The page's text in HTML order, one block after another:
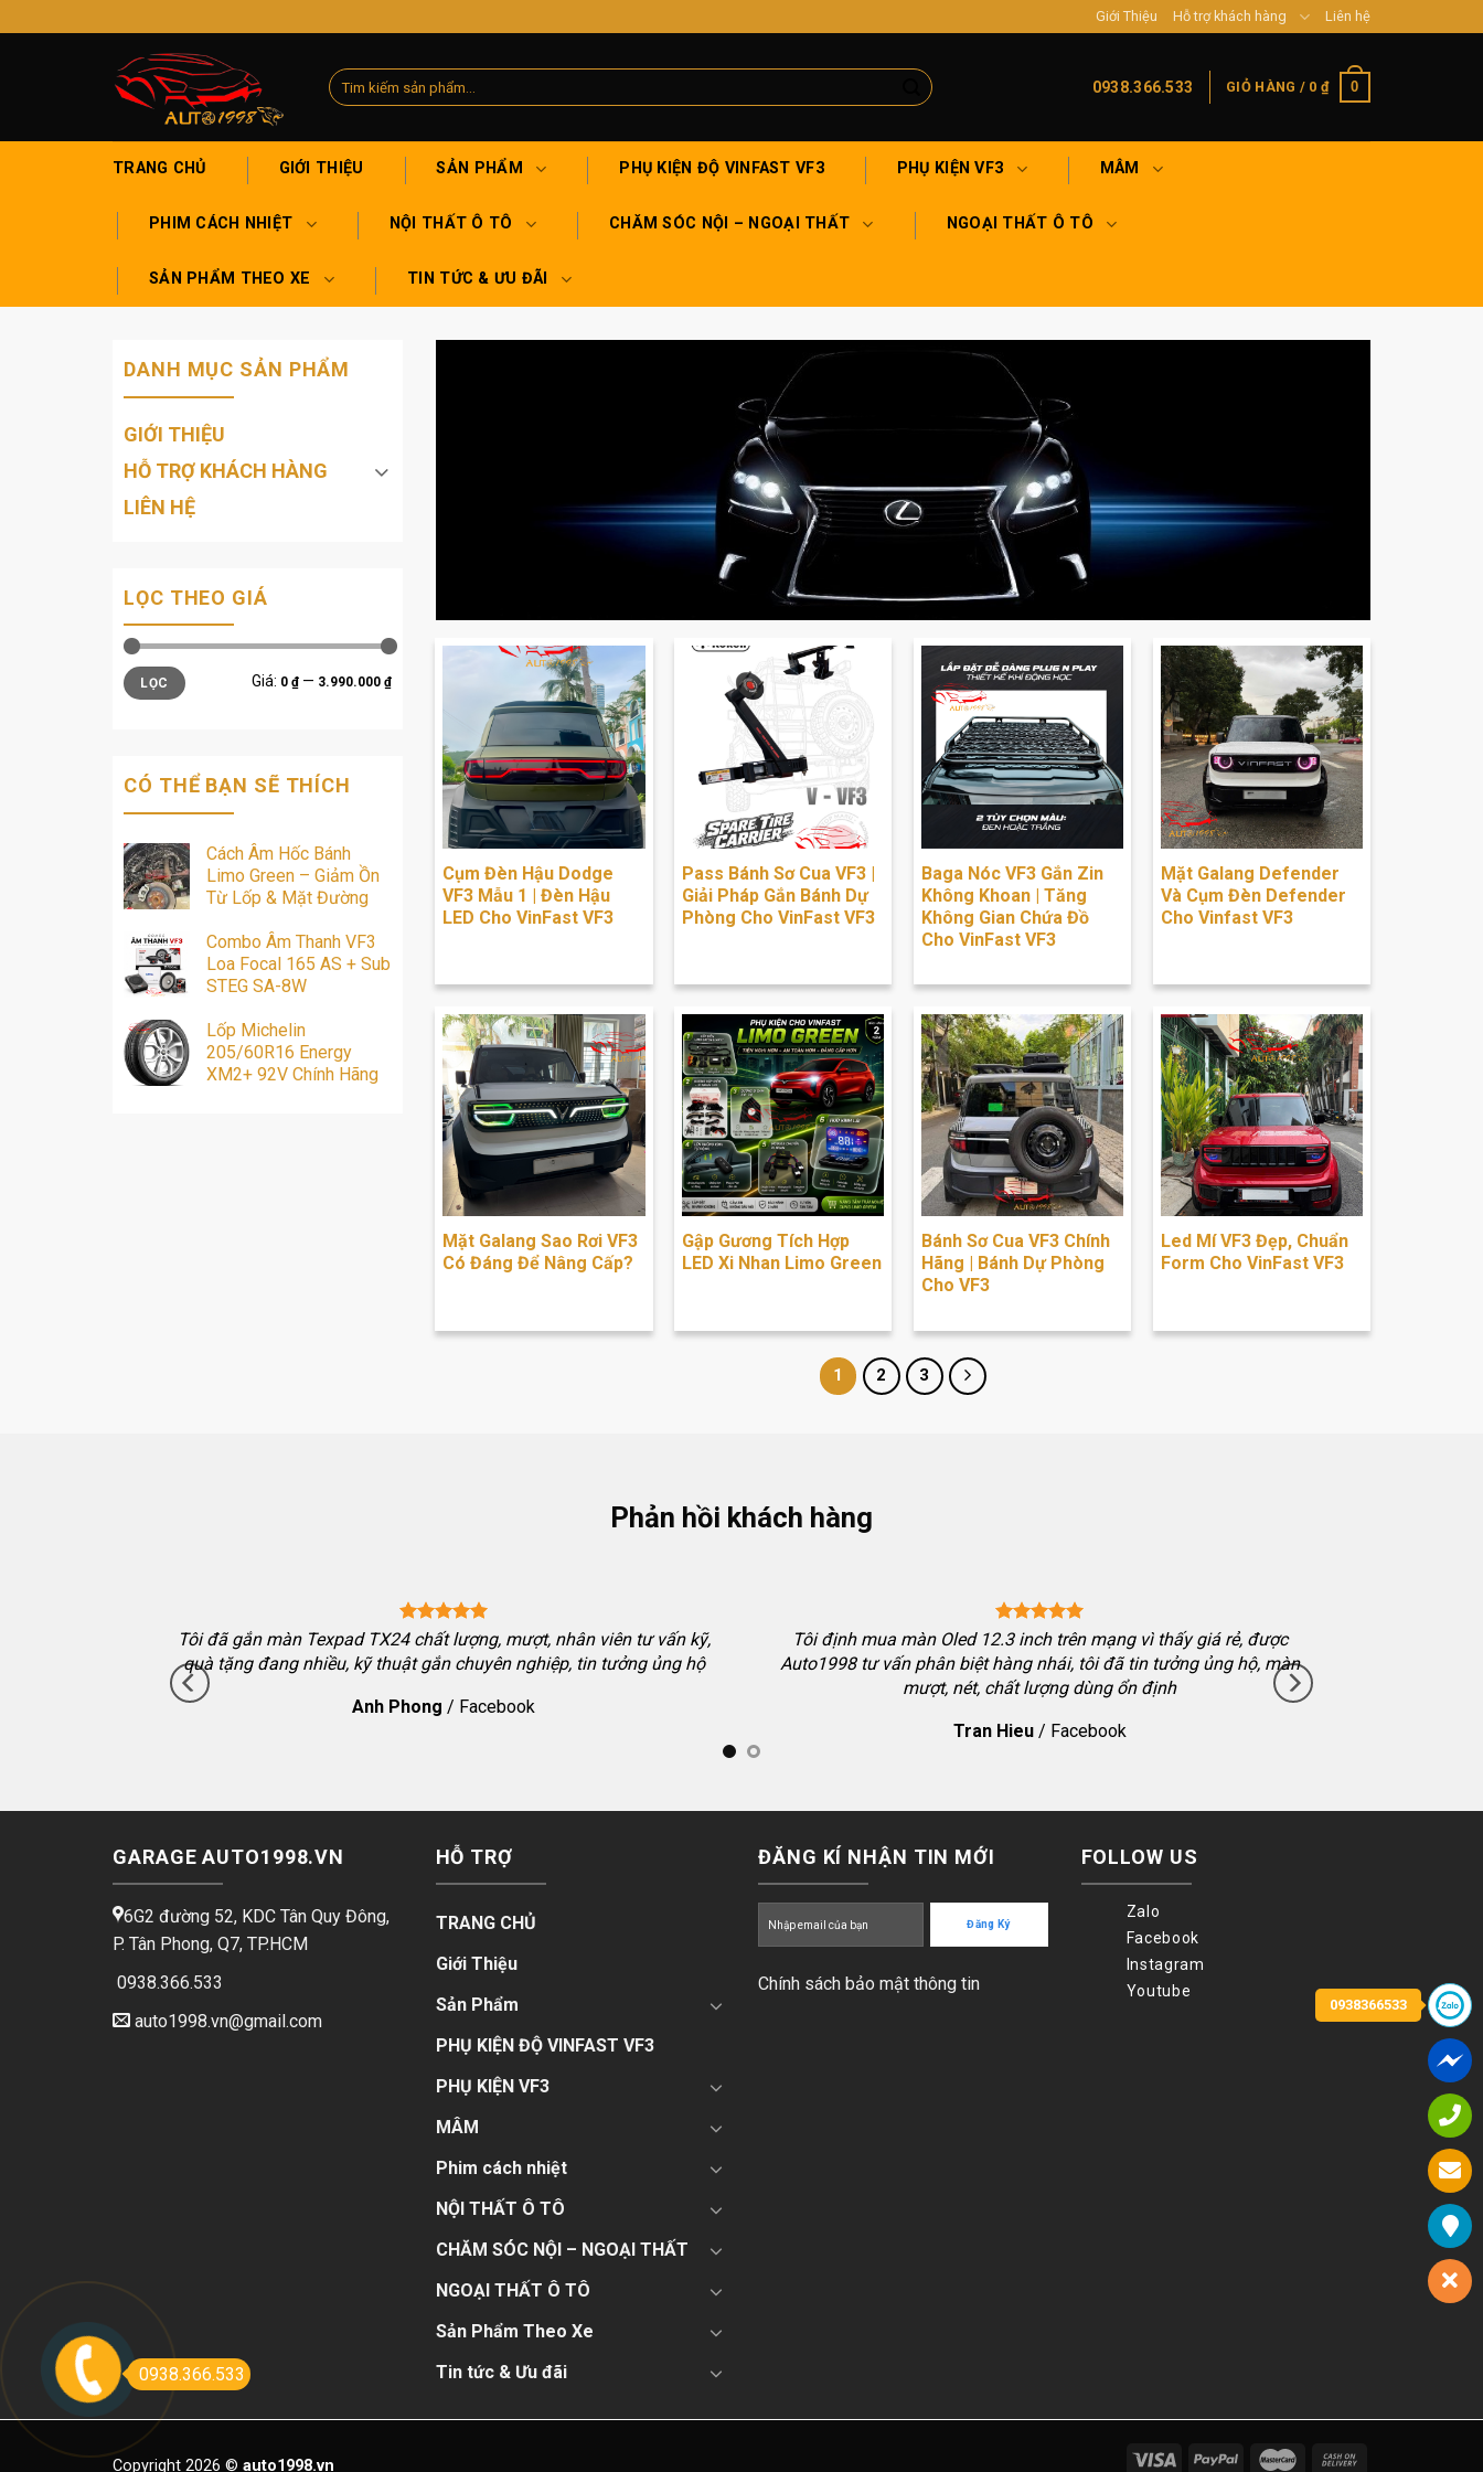
to
Giới Thiệu Hỗ trợ khách hàng Liên hệ
Tìm
kiếm:
0938.366.533 GIỎ HÀNG / 0 ₫ 0
TRANG CHỦ GIỚI THIỆU SẢN PHẨM PHỤ KIỆN ĐỘ VINFAST VF3 PHỤ KIỆN VF3 MÂM
PHIM CÁCH NHIỆT NỘI THẤT Ô TÔ CHĂM SÓC NỘI – NGOẠI THẤT NGOẠI THẤT Ô TÔ
SẢN PHẨM THEO XE TIN TỨC & ƯU ĐÃI
DANH MỤC SẢN PHẨM
GIỚI THIỆU
HỖ TRỢ KHÁCH HÀNG
LIÊN HỆ
LỌC THEO GIÁ
Giá
tối
thiểu
Giá
tối
đa
LỌC Giá: 0 ₫— 3.990.000 ₫
CÓ THỂ BẠN SẼ THÍCH
Cách Âm Hốc Bánh
Limo Green – Giảm Ồn
Từ Lốp & Mặt Đường
Combo Âm Thanh VF3
Loa Focal 165 AS + Sub
STEG SA-8W
Lốp Michelin
205/60R16 Energy
XM2+ 92V Chính Hãng
Cụm Đèn Hậu Dodge
VF3 Mẫu 1 | Đèn Hậu
LED Cho VinFast VF3
Pass Bánh Sơ Cua VF3 |
Giải Pháp Gắn Bánh Dự
Phòng Cho VinFast VF3
Baga Nóc VF3 Gắn Zin
Không Khoan | Tăng
Không Gian Chứa Đồ
Cho VinFast VF3
Mặt Galang Defender
Và Cụm Đèn Defender
Cho Vinfast VF3
Mặt Galang Sao Rơi VF3
Có Đáng Để Nâng Cấp?
Gập Gương Tích Hợp
LED Xi Nhan Limo Green
Bánh Sơ Cua VF3 Chính
Hãng | Bánh Dự Phòng
Cho VF3
Led Mí VF3 Đẹp, Chuẩn
Form Cho VinFast VF3
1 2 3
Phản hồi khách hàng
Tôi đã gắn màn Texpad TX24 chất lượng, mượt, nhân viên tư vấn kỹ,
quà tặng đang nhiều, kỹ thuật gắn chuyên nghiệp, tin tưởng ủng hộ
Anh Phong / Facebook
Tôi định mua màn Oled 12.3 inch trên mạng vì thấy giá rẻ, được
Auto1998 tư vấn phân biệt hàng nhái, tôi đã tin tưởng ủng hộ, màn
mượt, nét, chất lượng dùng ổn định
Tran Hieu / Facebook
GARAGE AUTO1998.VN
6G2 đường 52, KDC Tân Quy Đông,
P. Tân Phong, Q7, TP.HCM
0938.366.533
auto1998.vn@gmail.com
HỖ TRỢ
TRANG CHỦ
Giới Thiệu
Sản Phẩm
PHỤ KIỆN ĐỘ VINFAST VF3
PHỤ KIỆN VF3
MÂM
Phim cách nhiệt
NỘI THẤT Ô TÔ
CHĂM SÓC NỘI – NGOẠI THẤT
NGOẠI THẤT Ô TÔ
Sản Phẩm Theo Xe
Tin tức & Ưu đãi
ĐĂNG KÍ NHẬN TIN MỚI
Chính sách bảo mật thông tin
FOLLOW US
Zalo
Facebook
Instagram
Youtube
Copyright 2026 © auto1998.vn
0938.366.533
0938366533